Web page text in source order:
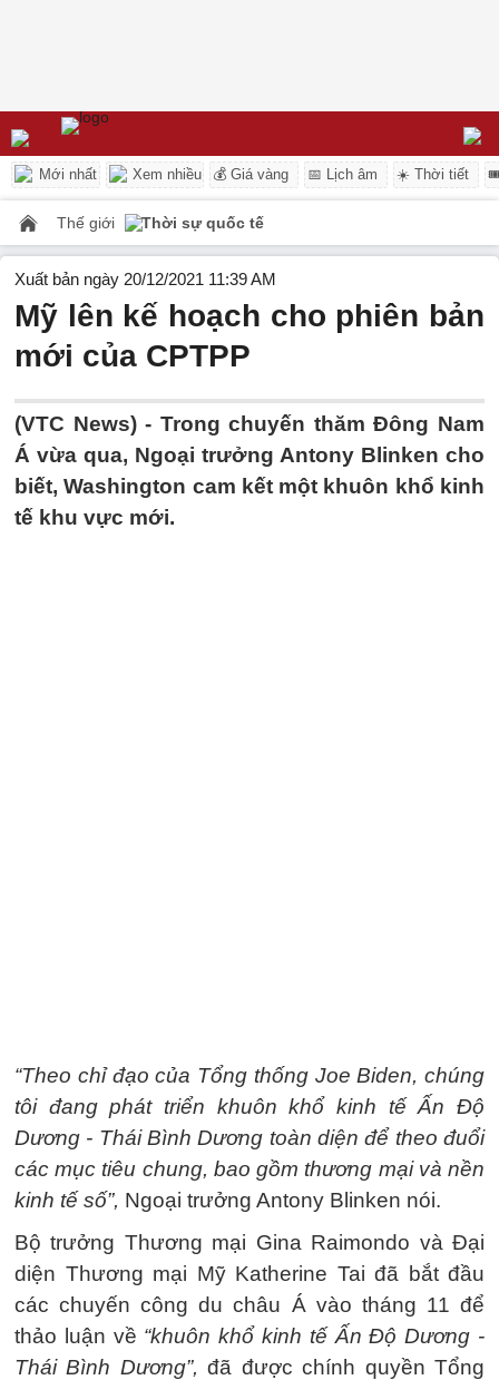
Mới nhất Xem nhiều 💰 Giá vàng 📅 Lịch âm ☀️ Thời tiết
Thế giới Thời sự quốc tế
Xuất bản ngày 20/12/2021 11:39 AM
Mỹ lên kế hoạch cho phiên bản
mới của CPTPP
(VTC News) - Trong chuyến thăm Đông Nam
Á vừa qua, Ngoại trưởng Antony Blinken cho
biết, Washington cam kết một khuôn khổ kinh
tế khu vực mới.
“Theo chỉ đạo của Tổng thống Joe Biden, chúng
tôi đang phát triển khuôn khổ kinh tế Ấn Độ
Dương - Thái Bình Dương toàn diện để theo đuổi
các mục tiêu chung, bao gồm thương mại và nền
kinh tế số”, Ngoại trưởng Antony Blinken nói.
Bộ trưởng Thương mại Gina Raimondo và Đại
diện Thương mại Mỹ Katherine Tai đã bắt đầu
các chuyến công du châu Á vào tháng 11 để
thảo luận về “khuôn khổ kinh tế Ấn Độ Dương -
Thái Bình Dương”,đã được chính quyền Tổng